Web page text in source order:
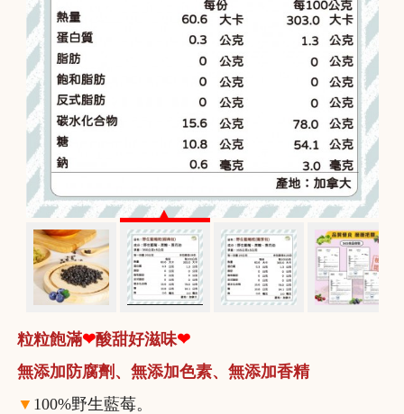
粒粒飽滿❤酸甜好滋味❤
無添加防腐劑、無添加色素、無添加香精
▼ 100%野生藍莓。